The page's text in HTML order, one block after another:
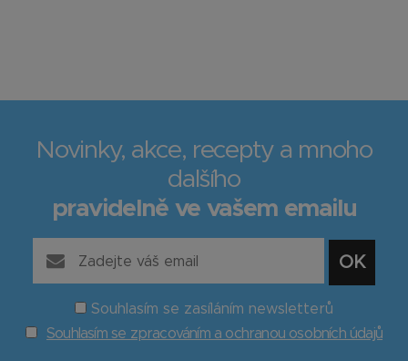
Novinky, akce, recepty a mnoho
dalšího
pravidelně ve vašem emailu
Souhlasím se zasíláním newsletterů
Souhlasím se zpracováním a ochranou osobních údajů